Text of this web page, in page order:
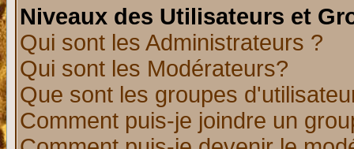
Niveaux des Utilisateurs et
Qui sont les Administrateurs ?
Qui sont les Modérateurs?
Que sont les groupes
Comment puis-je joindre un